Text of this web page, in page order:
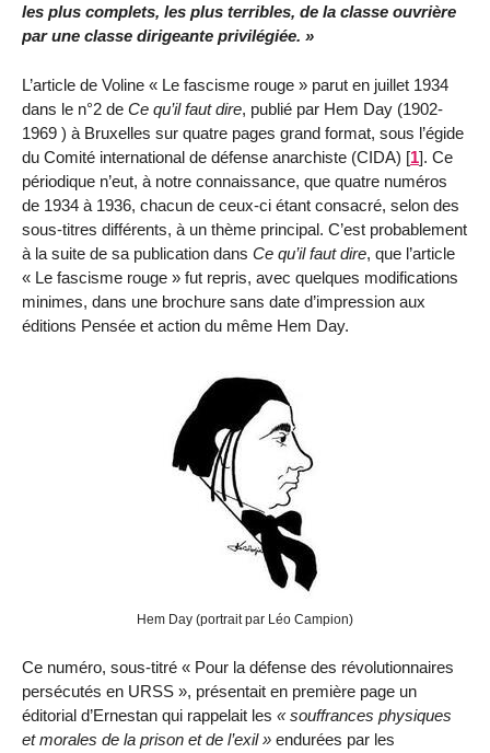
les plus complets, les plus terribles, de la classe ouvrière
par une classe dirigeante privilégiée.
L’article de Voline « Le fascisme rouge » parut en juillet 1934
dans le n°2 de Ce qu’il faut dire, publié par Hem Day (1902-
1969 ) à Bruxelles sur quatre pages grand format, sous l’égide
du Comité international de défense anarchiste (CIDA) [1]. Ce
périodique n’eut, à notre connaissance, que quatre numéros
de 1934 à 1936, chacun de ceux-ci étant consacré, selon des
sous-titres différents, à un thème principal. C’est probablement
à la suite de sa publication dans Ce qu’il faut dire, que l’article
« Le fascisme rouge » fut repris, avec quelques modifications
minimes, dans une brochure sans date d’impression aux
éditions Pensée et action du même Hem Day.
Hem Day (portrait par Léo Campion)
Ce numéro, sous-titré « Pour la défense des révolutionnaires
persécutés en URSS », présentait en première page un
éditorial d’Ernestan qui rappelait les
souffrances physiques
et morales de la prison et de l’exil
endurées par les